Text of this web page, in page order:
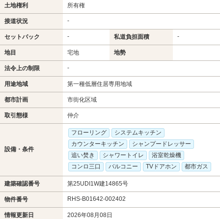
土地権利 所有権
接道状況 -
セットバック - 私道負担面積 -
地目 宅地 地勢
法令上の制限 -
用途地域 第一種低層住居専用地域
都市計画 市街化区域
取引態様 仲介
設備・条件
フローリング
システムキッチン
カウンターキッチン
シャンプードレッサー
追い焚き
シャワートイレ
浴室乾燥機
コンロ三口
バルコニー TVドアホン 都市ガス
建築確認番号 第25UDI1W建14865号
物件番号 RHS-B01642-002402
情報更新日 2026年08月08日